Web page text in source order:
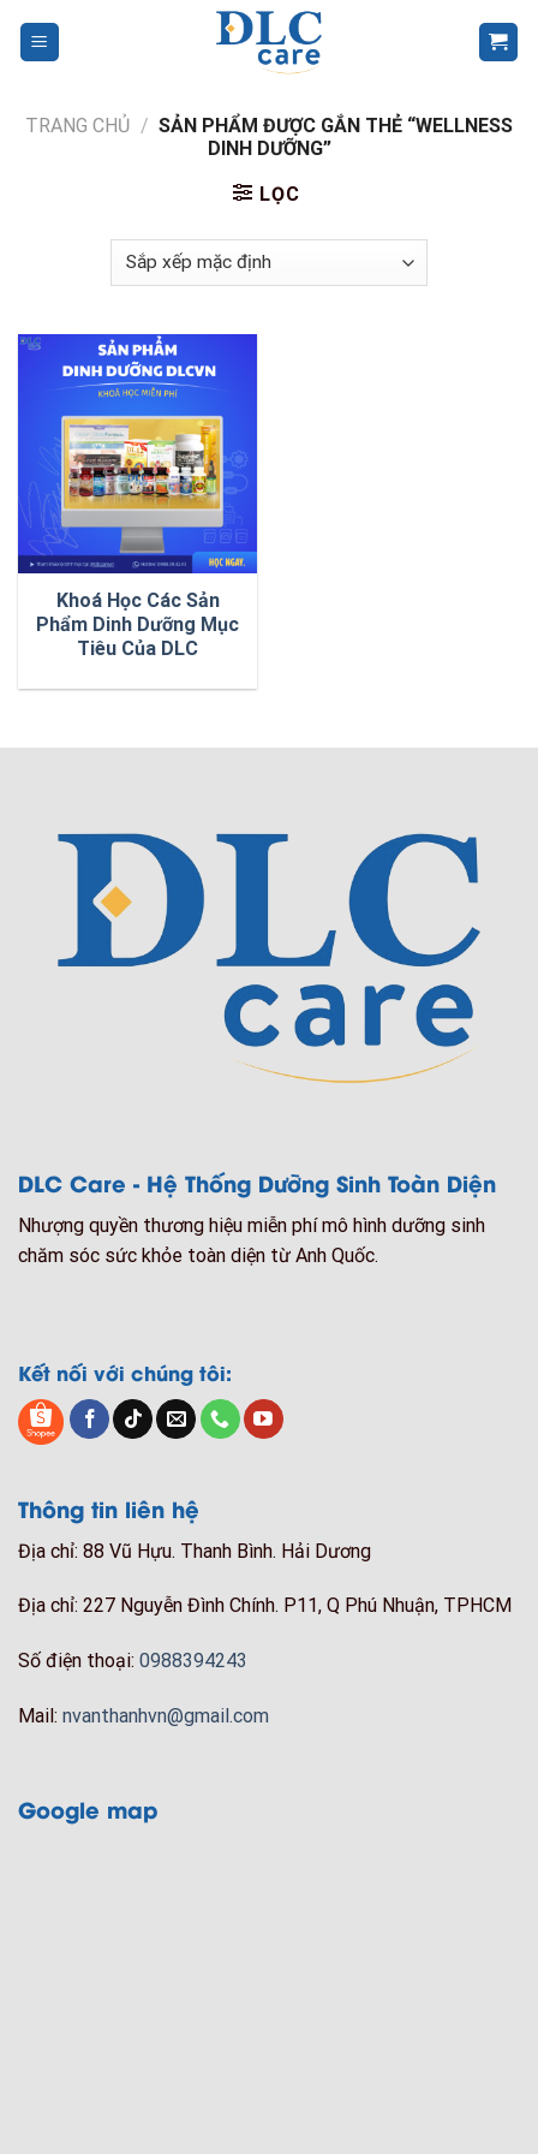
TRANG CHỦ / SẢN PHẨM ĐƯỢC GẮN THẺ “WELLNESS
DINH DƯỠNG”
LỌC
Khoá Học Các Sản
Phẩm Dinh Dưỡng Mục
Tiêu Của DLC
DLC Care - Hệ Thống Dưỡng Sinh Toàn Diện
Nhượng quyền thương hiệu miễn phí mô hình dưỡng sinh
chăm sóc sức khỏe toàn diện từ Anh Quốc.
Kết nối với chúng tôi:
Thông tin liên hệ
Địa chỉ: 88 Vũ Hựu. Thanh Bình. Hải Dương
Địa chỉ: 227 Nguyễn Đình Chính. P11, Q Phú Nhuận, TPHCM
Số điện thoại: 0988394243
Mail: nvanthanhvn@gmail.com
Google map